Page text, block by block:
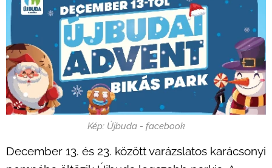
Kép: Újbuda - facebook
December 13. és 23. között varázslatos karácsonyi